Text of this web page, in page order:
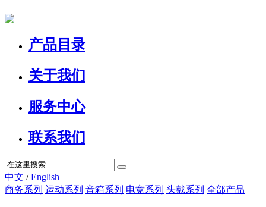
产品目录
关于我们
服务中心
联系我们
中文 /English
商务系列 运动系列 音箱系列 电竞系列 头戴系列 全部产品